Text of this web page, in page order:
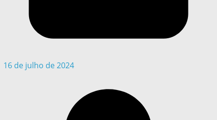
16 de julho de 2024